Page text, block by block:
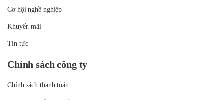
Cơ hội nghề nghiệp
Khuyến mãi
Tin tức
Chính sách công ty
Chính sách thanh toán